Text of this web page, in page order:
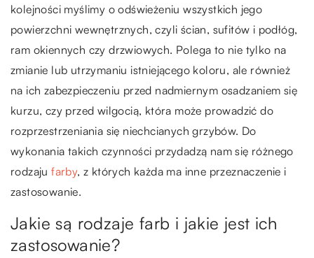
kolejności myślimy o odświeżeniu wszystkich jego
powierzchni wewnętrznych, czyli ścian, sufitów i podłóg,
ram okiennych czy drzwiowych. Polega to nie tylko na
zmianie lub utrzymaniu istniejącego koloru, ale również
na ich zabezpieczeniu przed nadmiernym osadzaniem się
kurzu, czy przed wilgocią, która może prowadzić do
rozprzestrzeniania się niechcianych grzybów. Do
wykonania takich czynności przydadzą nam się różnego
rodzajufarby, z których każda ma inne przeznaczenie i
zastosowanie.
Jakie są rodzaje farb i jakie jest ich
zastosowanie?